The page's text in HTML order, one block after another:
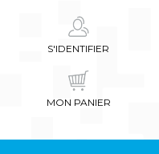
S'IDENTIFIER
MON PANIER